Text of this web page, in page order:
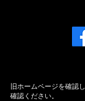
旧ホームページを確認
確認ください。